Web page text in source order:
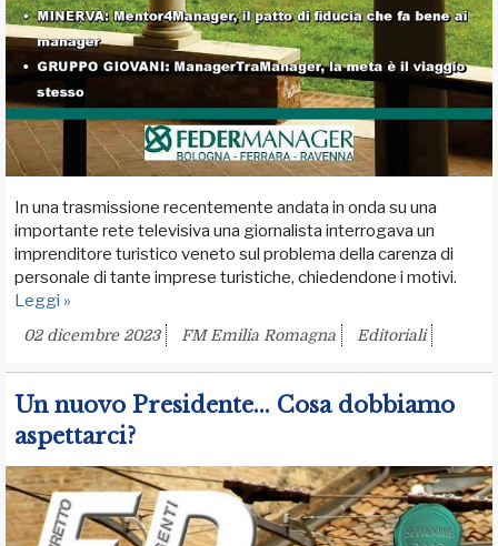
In una trasmissione recentemente andata in onda su una
importante rete televisiva una giornalista interrogava un
imprenditore turistico veneto sul problema della carenza di
personale di tante imprese turistiche, chiedendone i motivi.
Leggi »
02 dicembre 2023 FM Emilia Romagna Editoriali
Un nuovo Presidente... Cosa dobbiamo
aspettarci?